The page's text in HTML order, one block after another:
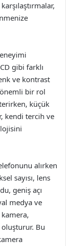
gibi farklı
ve kontrast
bir rol
küçük
kendi tercih ve
alırken
sayısı, lens
geniş açı
medya ve
Bu